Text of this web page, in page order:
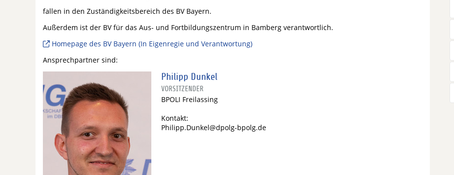
fallen in den Zuständigkeitsbereich des BV Bayern.
Außerdem ist der BV für das Aus- und Fortbildungszentrum in Bamberg verantwortlich.
Homepage des BV Bayern (In Eigenregie und Verantwortung)
Ansprechpartner sind:
Philipp Dunkel
VORSITZENDER
BPOLI Freilassing
Kontakt:
Philipp.Dunkel@dpolg-bpolg.de